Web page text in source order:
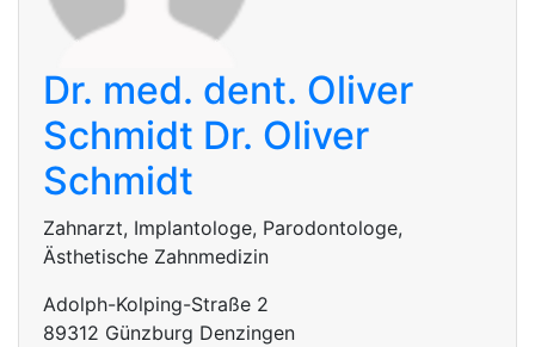
Dr. med. dent. Oliver
Schmidt Dr. Oliver
Schmidt
Zahnarzt, Implantologe, Parodontologe,
Ästhetische Zahnmedizin
Adolph-Kolping-Straße 2
89312 Günzburg Denzingen